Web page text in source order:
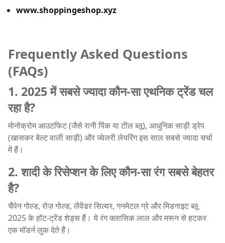
www.shoppingeshop.xyz
Frequently Asked Questions
(FAQs)
1. 2025 में सबसे ज्यादा कौन-सा एथनिक ट्रेंड चल
रहा है?
मोनोक्रोम आउटफिट (जैसे रानी पिंक या टील ब्लू), आधुनिक साड़ी ड्रेप
(खासकर बेल्ट वाली साड़ी) और ज्वेलरी लेयरिंग इस साल सबसे ज्यादा चर्चा
में हैं।
2. शादी के रिसेप्शन के लिए कौन-सा रंग सबसे बेहतर
है?
चैंपेन गोल्ड, रोज़ गोल्ड, लैवेंडर सिल्वर, गनमेटल ग्रे और मिडनाइट ब्लू
2025 के हॉट-ट्रेंड शेड्स हैं। ये रंग क्लासिक लाल और मरून से हटकर
एक मॉडर्न लुक देते हैं।